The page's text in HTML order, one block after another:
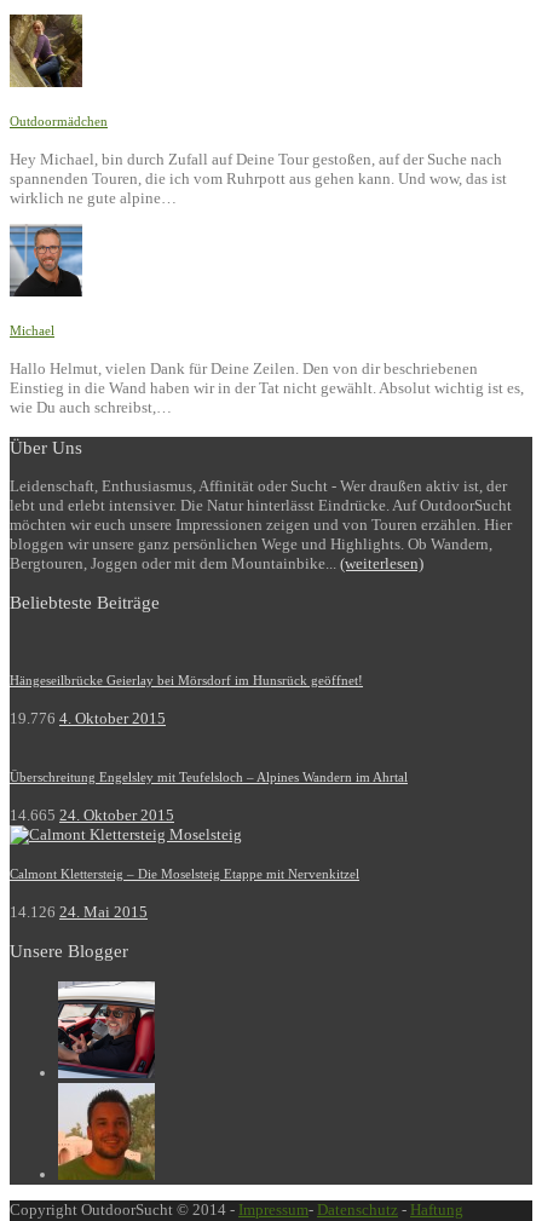
Outdoormädchen
Hey Michael, bin durch Zufall auf Deine Tour gestoßen, auf der Suche nach
spannenden Touren, die ich vom Ruhrpott aus gehen kann. Und wow, das ist
wirklich ne gute alpine…
Michael
Hallo Helmut, vielen Dank für Deine Zeilen. Den von dir beschriebenen
Einstieg in die Wand haben wir in der Tat nicht gewählt. Absolut wichtig ist es,
wie Du auch schreibst,…
Über Uns
Leidenschaft, Enthusiasmus, Affinität oder Sucht - Wer draußen aktiv ist, der
lebt und erlebt intensiver. Die Natur hinterlässt Eindrücke. Auf OutdoorSucht
möchten wir euch unsere Impressionen zeigen und von Touren erzählen. Hier
bloggen wir unsere ganz persönlichen Wege und Highlights. Ob Wandern,
Bergtouren, Joggen oder mit dem Mountainbike... (weiterlesen)
Beliebteste Beiträge
Hängeseilbrücke Geierlay bei Mörsdorf im Hunsrück geöffnet!
19.776 4. Oktober 2015
Überschreitung Engelsley mit Teufelsloch – Alpines Wandern im Ahrtal
14.665 24. Oktober 2015
Calmont Klettersteig – Die Moselsteig Etappe mit Nervenkitzel
14.126 24. Mai 2015
Unsere Blogger
Copyright OutdoorSucht © 2014 - Impressum- Datenschutz - Haftung